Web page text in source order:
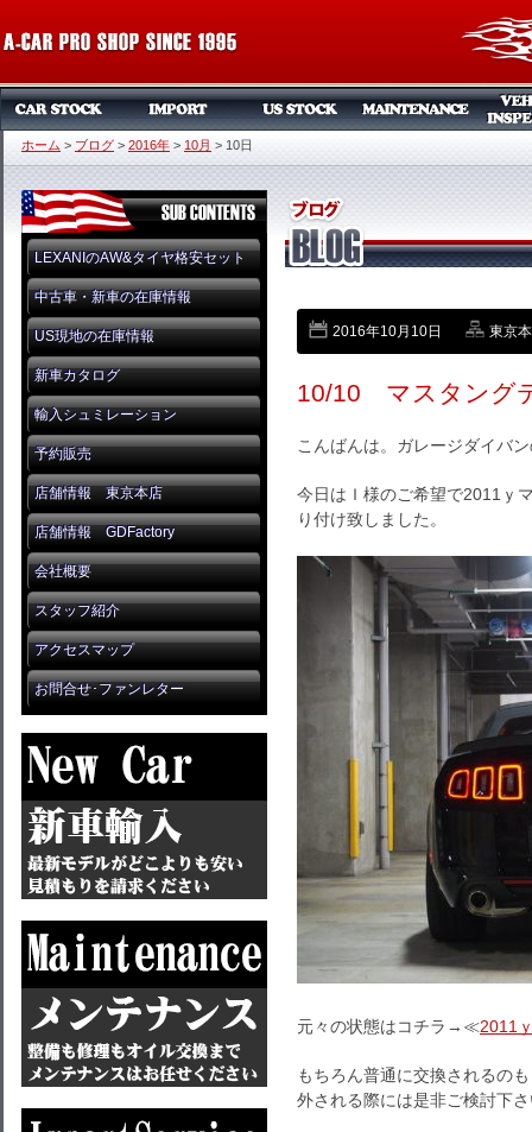
ホーム > ブログ > 2016年 > 10月 > 10日
LEXANIのAW&タイヤ格安セット
中古車・新車の在庫情報
US現地の在庫情報
新車カタログ
輸入シュミレーション
予約販売
店舗情報 東京本店
店舗情報 GDFactory
会社概要
スタッフ紹介
アクセスマップ
お問合せ･ファンレター
2016年10月10日 東京
10/10 マスタング
こんばんは。ガレージダイバ
今日はＩ様のご希望で2011ｙ
り付け致しました。
元々の状態はコチラ→≪2011
もちろん普通に交換されるの
外される際には是非ご検討下